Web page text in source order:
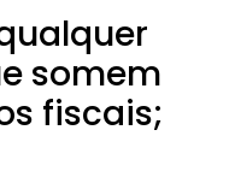
somem
fiscais;